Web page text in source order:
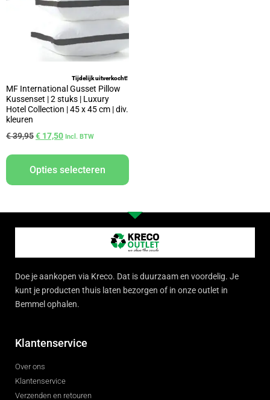
Tijdelijk uitverkocht!
MF International Gusset Pillow
Kussenset | 2 stuks | Luxury
Hotel Collection | 45 x 45 cm | div.
kleuren
€39,95€ 17,50 Incl. BTW
Opties selecteren
Doe je aankopen via Kreco. Dat is duurzaam en voordelig. Je
kunt je producten thuis laten bezorgen of in onze outlet in
Bemmel ophalen.
Klantenservice
Over ons
Klantenservice
Verzenden en retouren